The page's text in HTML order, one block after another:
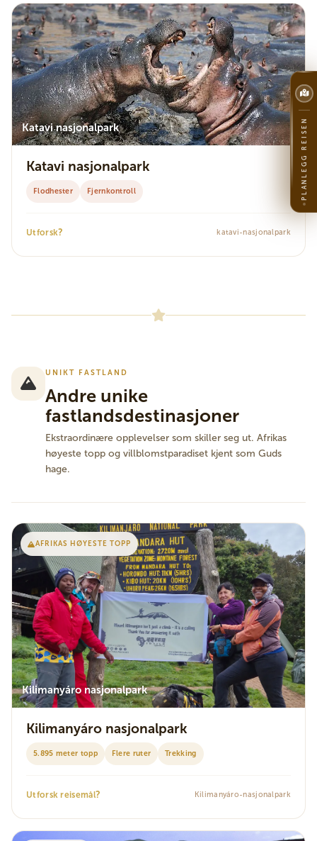
Katavi nasjonalpark
Katavi nasjonalpark
Flodhester Fjernkontroll
Utforsk? katavi-nasjonalpark
UNIKT FASTLAND
Andre unike
fastlandsdestinasjoner
Ekstraordinære opplevelser som skiller seg ut. Afrikas
høyeste topp og villblomstparadiset kjent som Guds
hage.
AFRIKAS HØYESTE TOPP
Kilimanyáro nasjonalpark
Kilimanyáro nasjonalpark
5.895 meter topp Flere ruter Trekking
Utforsk reisemål? Kilimanyáro-nasjonalpark
PLANLEGG REISEN